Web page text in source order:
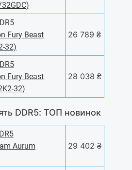
Fury Beast
32)
26 789 ₴
Fury Beast
32)
28 038 ₴
DDR5: ТОП новинок
Aurum
29 402 ₴